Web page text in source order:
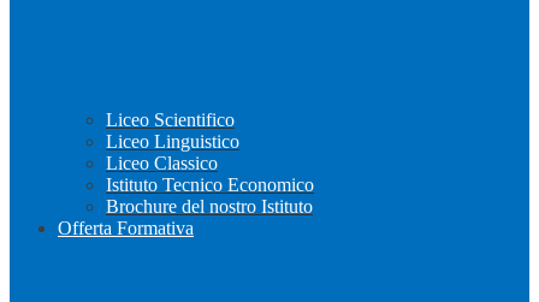
Liceo Scientifico
Liceo Linguistico
Liceo Classico
Istituto Tecnico Economico
Brochure del nostro Istituto
Offerta Formativa